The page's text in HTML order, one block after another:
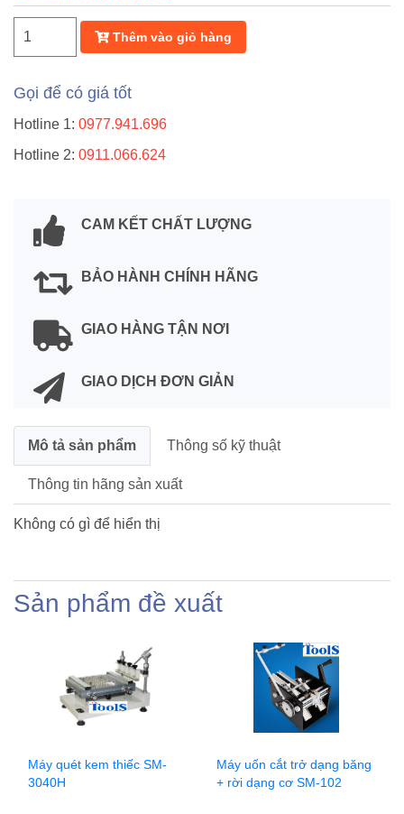
Thêm vào giỏ hàng
Gọi để có giá tốt
Hotline 1: 0977.941.696
Hotline 2: 0911.066.624
CAM KẾT CHẤT LƯỢNG
BẢO HÀNH CHÍNH HÃNG
GIAO HÀNG TẬN NƠI
GIAO DỊCH ĐƠN GIẢN
Mô tả sản phẩm Thông số kỹ thuật
Thông tin hãng sản xuất
Không có gì để hiển thị
Sản phẩm đề xuất
Máy quét kem thiếc SM-
3040H
Máy uốn cắt trở dạng băng
+ rời dạng cơ SM-102